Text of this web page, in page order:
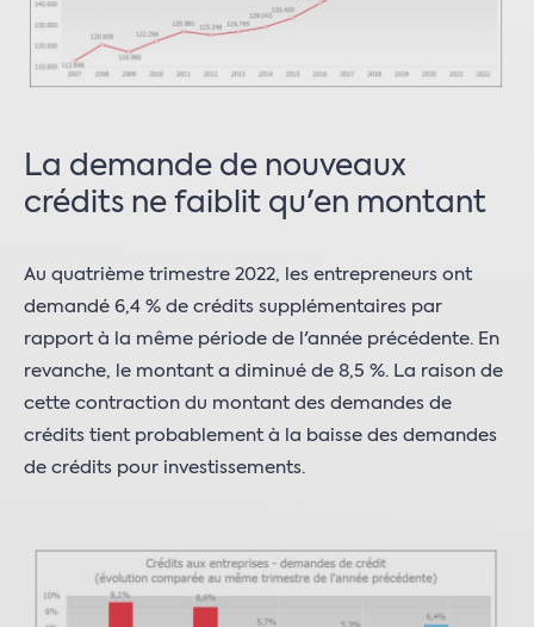
La demande de nouveaux
crédits ne faiblit qu'en montant
Au quatrième trimestre 2022, les entrepreneurs ont
demandé 6,4 % de crédits supplémentaires par
rapport à la même période de l'année précédente. En
revanche, le montant a diminué de 8,5 %. La raison de
cette contraction du montant des demandes de
crédits tient probablement à la baisse des demandes
de crédits pour investissements.